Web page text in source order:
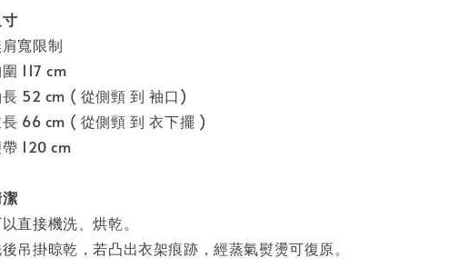
寬限制
117 cm
52 cm ( 從側頸 到 袖口)
66 cm ( 從側頸 到 衣下擺 )
120 cm
直接機洗、烘乾。
吊掛晾乾，若凸出衣架痕跡，經蒸氣熨燙可復原。